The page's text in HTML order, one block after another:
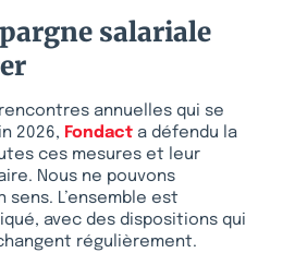
salariale
annuelles qui se
2026, Fondact a défendu la
ces mesures et leur
Nous ne pouvons
sens. L’ensemble est
avec des dispositions qui
régulièrement.